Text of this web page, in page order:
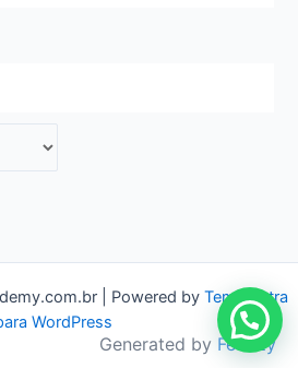
| Powered by Tema Astra
WordPress
Generated by Feedzy